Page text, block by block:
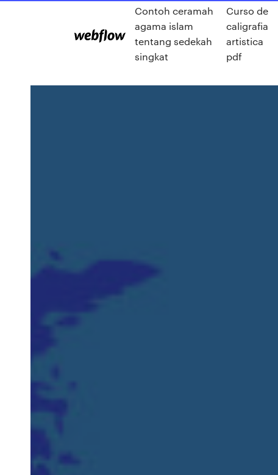
Contoh ceramah
agama islam
tentang sedekah
singkat
Curso de
caligrafia
artistica
pdf